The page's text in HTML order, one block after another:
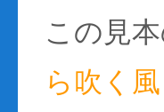
この見
ら吹く